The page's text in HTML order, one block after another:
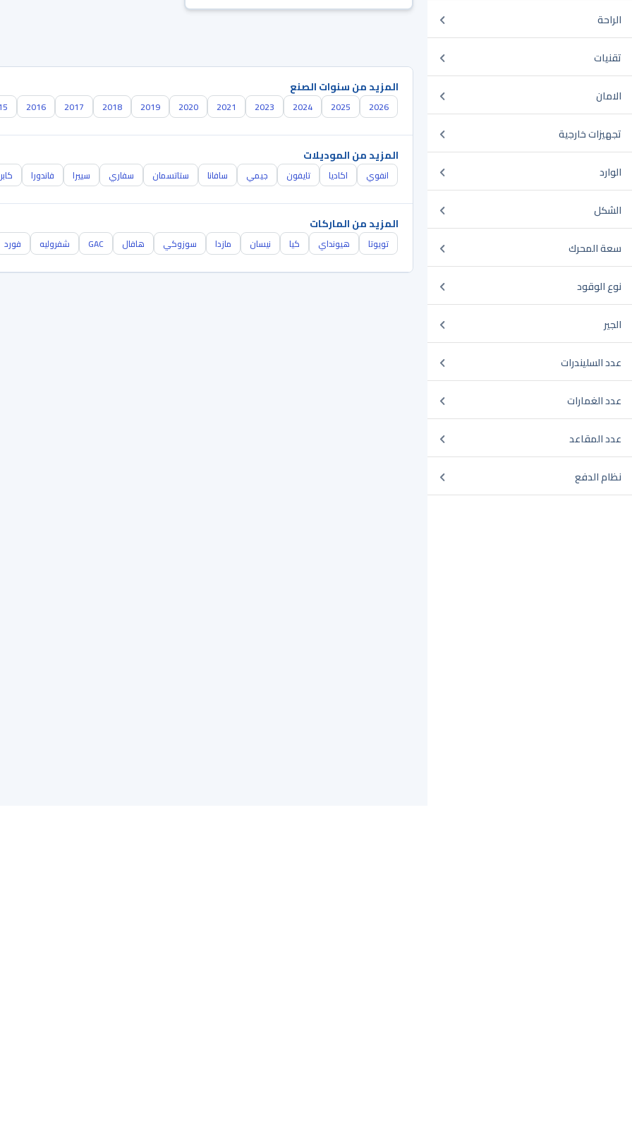
الراحة
تقنيات
الامان
تجهيزات خارجية
الوارد
الشكل
سعة المحرك
نوع الوقود
الجير
عدد السليندرات
عدد الغمارات
عدد المقاعد
نظام الدفع
المزيد من سنوات الصنع
2026
2025
2024
2023
2021
2020
2019
2018
2017
2016
المزيد من الموديلات
انفوي اكاديا تايفون جيمي سافانا ستاتسمان سفاري سييرا فاندورا
المزيد من الماركات
تويوتا هيونداي كيا نيسان مازدا سوزوكي هافال GAC شفروليه فورد